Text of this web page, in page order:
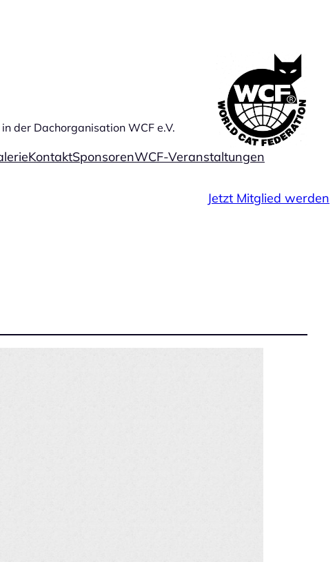
der Dachorganisation WCF e.V.
KontaktSponsorenWCF-Veranstaltungen
Jetzt Mitglied werden